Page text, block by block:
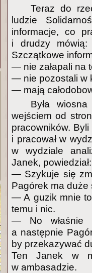
Teraz do
ludzie
informacje, co
i drudzy mówią:
Szczątkowe
— nie załapali na
— nie pozostali w
— mają
Była
wejściem od
pracowników.
i pracował w
w wydziale
Janek, powiedział:
— Szykuje się
Pagórek ma duże
— A guzik mnie to
temu i nic.
— No właśnie
a następnie
by przekazywać
Ten Janek w
w ambasadzie.